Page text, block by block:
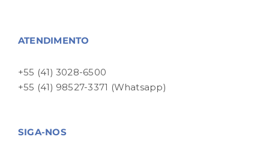
ATENDIMENTO
+55 (41) 3028-6500
+55 (41) 98527-3371 (Whatsapp)
SIGA-NOS